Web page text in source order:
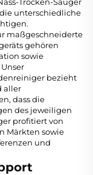
unterschiedliche
maßgeschneiderte
gehören
sowie
bezieht
aller
dass die
des jeweiligen
profitiert von
Märkten sowie
und